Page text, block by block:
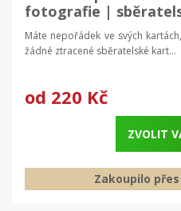
fotografie |
organizér
Máte nepořádek ve svých
žádné ztracené sběratelské kart...
od 220 Kč
ZVOLIT
Zakoupilo